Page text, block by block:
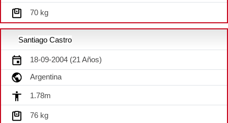
70 kg
Santiago Castro
18-09-2004 (21 Años)
Argentina
1.78m
76 kg